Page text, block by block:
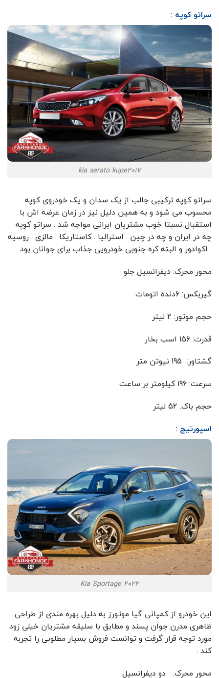
سراتو کوپه :
kia serato kupe2017
سراتو کوپه ترکیبی جالب از یک سدان و یک خودروی کوپه
محسوب می شود و به همین دلیل نیز در زمان عرضه اش با
استقبال نسبتا خوب مشتریان ایرانی مواجه شد . سراتو کوپه
چه در ایران و چه در چین . استرالیا . کاستاریکا . مالزی . روسیه
. اکوادور و البته کره جنوبی خودرویی جذاب برای جوانان بود .
محور محرک: دیفرانسیل جلو
گیربکس: 6دنده اتومات
حجم موتور: 2 لیتر
قدرت: 156 اسب بخار
گشتاور: 195 نیوتن متر
سرعت: 196 کیلومتر بر ساعت
حجم باک: 52 لیتر
اسپورتیج :
Kia Sportage 2022
این خودرو از کمپانی گیا موتورز به دلیل بهره مندی از طراحی
ظاهری مدرن جوان پسند و مطابق با سلیقه مشتریان خیلی زود
مورد توجه قرار گرفت و توانست فروش بسیار مطلوبی را تجربه
کند .
محور محرک: دو دیفرانسیل